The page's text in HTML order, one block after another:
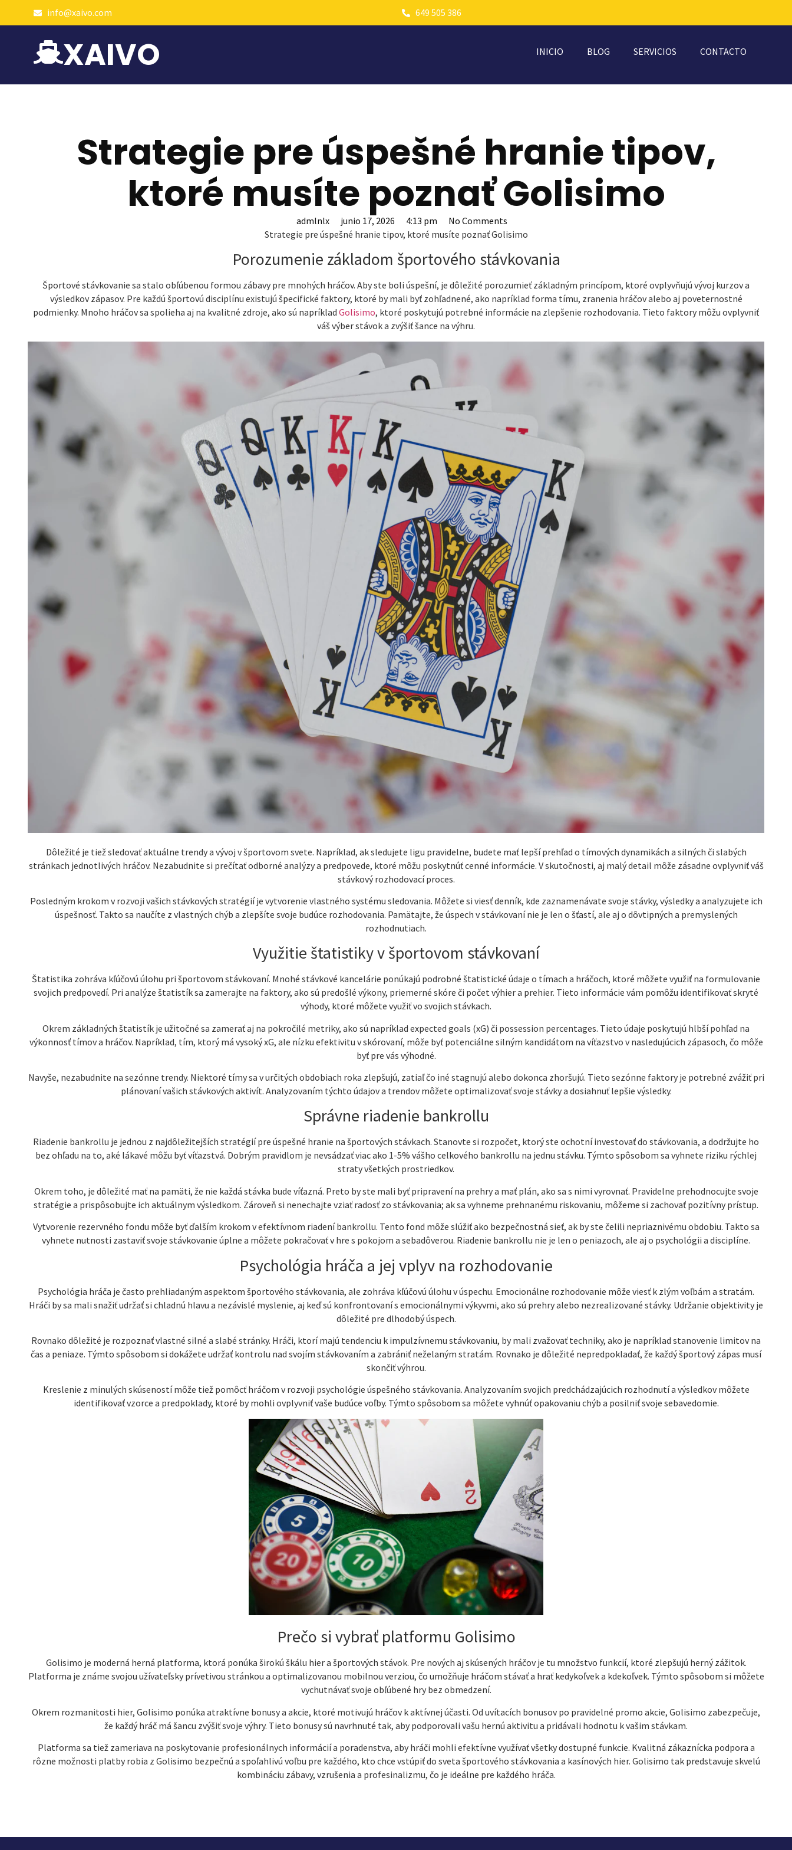
info@xaivo.com 649 505 386
XAIVO INICIO BLOG SERVICIOS CONTACTO
Strategie pre úspešné hranie tipov,
ktoré musíte poznať Golisimo
admlnlx junio 17, 2026 4:13 pm
No Comments
Strategie pre úspešné hranie tipov, ktoré musíte poznať Golisimo
Porozumenie základom športového stávkovania
Športové stávkovanie sa stalo obľúbenou formou zábavy pre mnohých hráčov. Aby ste boli úspešní, je dôležité porozumieť základným princípom, ktoré ovplyvňujú vývoj kurzov a
výsledkov zápasov. Pre každú športovú disciplínu existujú špecifické faktory, ktoré by mali byť zohľadnené, ako napríklad forma tímu, zranenia hráčov alebo aj poveternostné
podmienky. Mnoho hráčov sa spolieha aj na kvalitné zdroje, ako sú napríklad Golisimo, ktoré poskytujú potrebné informácie na zlepšenie rozhodovania. Tieto faktory môžu ovplyvniť
váš výber stávok a zvýšiť šance na výhru.
Dôležité je tiež sledovať aktuálne trendy a vývoj v športovom svete. Napríklad, ak sledujete ligu pravidelne, budete mať lepší prehľad o tímových dynamikách a silných či slabých
stránkach jednotlivých hráčov. Nezabudnite si prečítať odborné analýzy a predpovede, ktoré môžu poskytnúť cenné informácie. V skutočnosti, aj malý detail môže zásadne ovplyvniť váš
stávkový rozhodovací proces.
Posledným krokom v rozvoji vašich stávkových stratégií je vytvorenie vlastného systému sledovania. Môžete si viesť denník, kde zaznamenávate svoje stávky, výsledky a analyzujete ich
úspešnosť. Takto sa naučíte z vlastných chýb a zlepšíte svoje budúce rozhodovania. Pamätajte, že úspech v stávkovaní nie je len o šťastí, ale aj o dôvtipných a premyslených
rozhodnutiach.
Využitie štatistiky v športovom stávkovaní
Štatistika zohráva kľúčovú úlohu pri športovom stávkovaní. Mnohé stávkové kancelárie ponúkajú podrobné štatistické údaje o tímach a hráčoch, ktoré môžete využiť na formulovanie
svojich predpovedí. Pri analýze štatistík sa zamerajte na faktory, ako sú predošlé výkony, priemerné skóre či počet výhier a prehier. Tieto informácie vám pomôžu identifikovať skryté
výhody, ktoré môžete využiť vo svojich stávkach.
Okrem základných štatistík je užitočné sa zamerať aj na pokročilé metriky, ako sú napríklad expected goals (xG) či possession percentages. Tieto údaje poskytujú hlbší pohľad na
výkonnosť tímov a hráčov. Napríklad, tím, ktorý má vysoký xG, ale nízku efektivitu v skórovaní, môže byť potenciálne silným kandidátom na víťazstvo v nasledujúcich zápasoch, čo môže
byť pre vás výhodné.
Navyše, nezabudnite na sezónne trendy. Niektoré tímy sa v určitých obdobiach roka zlepšujú, zatiaľ čo iné stagnujú alebo dokonca zhoršujú. Tieto sezónne faktory je potrebné zvážiť pri
plánovaní vašich stávkových aktivít. Analyzovaním týchto údajov a trendov môžete optimalizovať svoje stávky a dosiahnuť lepšie výsledky.
Správne riadenie bankrollu
Riadenie bankrollu je jednou z najdôležitejších stratégií pre úspešné hranie na športových stávkach. Stanovte si rozpočet, ktorý ste ochotní investovať do stávkovania, a dodržujte ho
bez ohľadu na to, aké lákavé môžu byť víťazstvá. Dobrým pravidlom je nevsádzať viac ako 1-5% vášho celkového bankrollu na jednu stávku. Týmto spôsobom sa vyhnete riziku rýchlej
straty všetkých prostriedkov.
Okrem toho, je dôležité mať na pamäti, že nie každá stávka bude víťazná. Preto by ste mali byť pripravení na prehry a mať plán, ako sa s nimi vyrovnať. Pravidelne prehodnocujte svoje
stratégie a prispôsobujte ich aktuálnym výsledkom. Zároveň si nenechajte vziať radosť zo stávkovania; ak sa vyhneme prehnanému riskovaniu, môžeme si zachovať pozitívny prístup.
Vytvorenie rezervného fondu môže byť ďalším krokom v efektívnom riadení bankrollu. Tento fond môže slúžiť ako bezpečnostná sieť, ak by ste čelili nepriaznivému obdobiu. Takto sa
vyhnete nutnosti zastaviť svoje stávkovanie úplne a môžete pokračovať v hre s pokojom a sebadôverou. Riadenie bankrollu nie je len o peniazoch, ale aj o psychológii a disciplíne.
Psychológia hráča a jej vplyv na rozhodovanie
Psychológia hráča je často prehliadaným aspektom športového stávkovania, ale zohráva kľúčovú úlohu v úspechu. Emocionálne rozhodovanie môže viesť k zlým voľbám a stratám.
Hráči by sa mali snažiť udržať si chladnú hlavu a nezávislé myslenie, aj keď sú konfrontovaní s emocionálnymi výkyvmi, ako sú prehry alebo nezrealizované stávky. Udržanie objektivity je
dôležité pre dlhodobý úspech.
Rovnako dôležité je rozpoznať vlastné silné a slabé stránky. Hráči, ktorí majú tendenciu k impulzívnemu stávkovaniu, by mali zvažovať techniky, ako je napríklad stanovenie limitov na
čas a peniaze. Týmto spôsobom si dokážete udržať kontrolu nad svojím stávkovaním a zabrániť neželaným stratám. Rovnako je dôležité nepredpokladať, že každý športový zápas musí
skončiť výhrou.
Kreslenie z minulých skúseností môže tiež pomôcť hráčom v rozvoji psychológie úspešného stávkovania. Analyzovaním svojich predchádzajúcich rozhodnutí a výsledkov môžete
identifikovať vzorce a predpoklady, ktoré by mohli ovplyvniť vaše budúce voľby. Týmto spôsobom sa môžete vyhnúť opakovaniu chýb a posilniť svoje sebavedomie.
Prečo si vybrať platformu Golisimo
Golisimo je moderná herná platforma, ktorá ponúka širokú škálu hier a športových stávok. Pre nových aj skúsených hráčov je tu množstvo funkcií, ktoré zlepšujú herný zážitok.
Platforma je známe svojou užívateľsky prívetivou stránkou a optimalizovanou mobilnou verziou, čo umožňuje hráčom stávať a hrať kedykoľvek a kdekoľvek. Týmto spôsobom si môžete
vychutnávať svoje obľúbené hry bez obmedzení.
Okrem rozmanitosti hier, Golisimo ponúka atraktívne bonusy a akcie, ktoré motivujú hráčov k aktívnej účasti. Od uvítacích bonusov po pravidelné promo akcie, Golisimo zabezpečuje,
že každý hráč má šancu zvýšiť svoje výhry. Tieto bonusy sú navrhnuté tak, aby podporovali vašu hernú aktivitu a pridávali hodnotu k vašim stávkam.
Platforma sa tiež zameriava na poskytovanie profesionálnych informácií a poradenstva, aby hráči mohli efektívne využívať všetky dostupné funkcie. Kvalitná zákaznícka podpora a
rôzne možnosti platby robia z Golisimo bezpečnú a spoľahlivú voľbu pre každého, kto chce vstúpiť do sveta športového stávkovania a kasínových hier. Golisimo tak predstavuje skvelú
kombináciu zábavy, vzrušenia a profesinalizmu, čo je ideálne pre každého hráča.